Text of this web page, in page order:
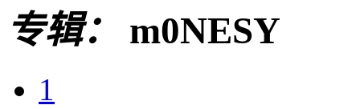
专辑： m0NESY
1